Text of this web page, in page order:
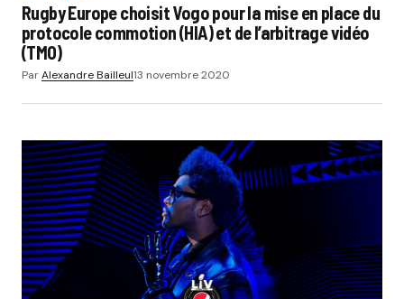
Rugby Europe choisit Vogo pour la mise en place du
protocole commotion (HIA) et de l’arbitrage vidéo
(TMO)
ParAlexandre Bailleul13 novembre 2020